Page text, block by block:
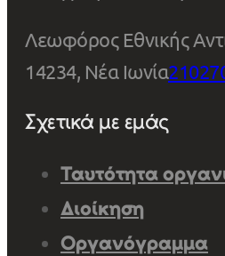
Λεωφόρος Εθνικής
14234, Νέα Ιωνία
Σχετικά με εμάς
Ταυτότητα
Διοίκηση
Οργανόγραμμα